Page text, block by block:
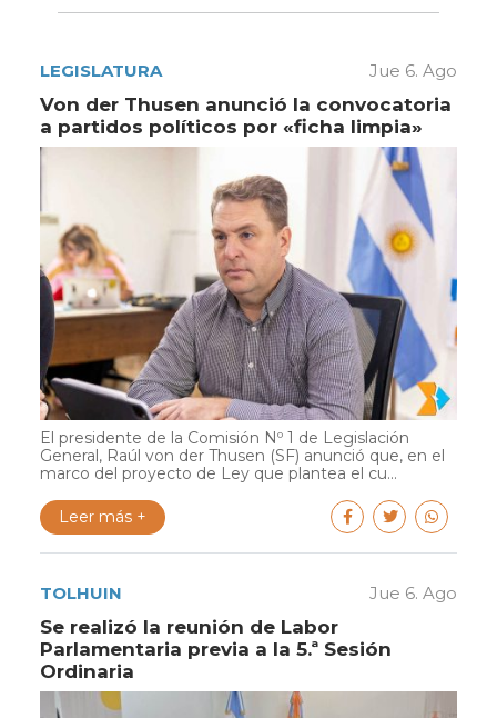
LEGISLATURA Jue 6. Ago
Von der Thusen anunció la convocatoria
a partidos políticos por «ficha limpia»
El presidente de la Comisión Nº 1 de Legislación
General, Raúl von der Thusen (SF) anunció que, en el
marco del proyecto de Ley que plantea el cu...
Leer más +
TOLHUIN Jue 6. Ago
Se realizó la reunión de Labor
Parlamentaria previa a la 5.ª Sesión
Ordinaria